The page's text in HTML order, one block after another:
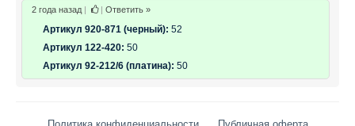
2 года назад | | Ответить »
Артикул 920-871 (черный): 52
Артикул 122-420: 50
Артикул 92-212/6 (платина): 50